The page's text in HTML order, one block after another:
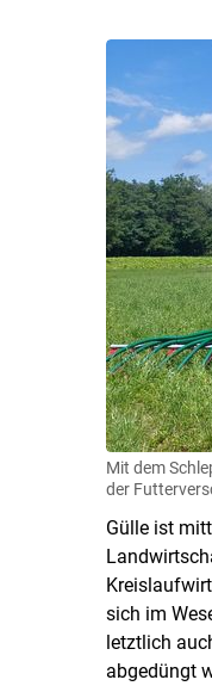
Mit dem
der
Gülle ist
sich im
letztlich
abgedüngt